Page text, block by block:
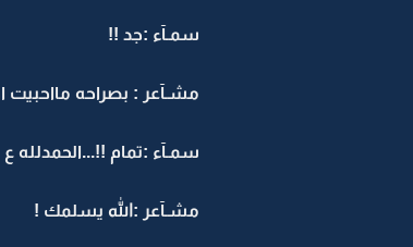
سمـآء :جد !!
مشـآعر : بصراحه مااحبيت
سمـآء :تمام !!...الحمدلله
مشـآعر :الله يسلمك !